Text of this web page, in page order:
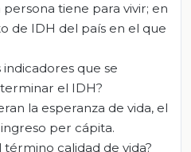
tiene para vivir; en
de IDH del país en el que
indicadores que se
el IDH?
la esperanza de vida, el
per cápita.
calidad de vida?